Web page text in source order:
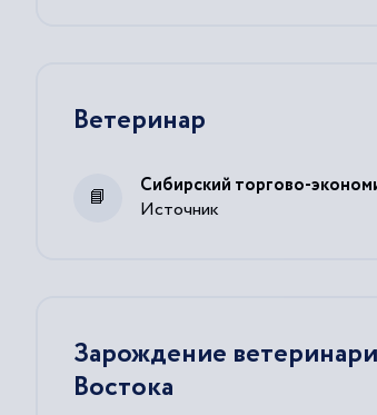
Ветеринар
Источник
Сибирский торгово-
Зарождение
Востока